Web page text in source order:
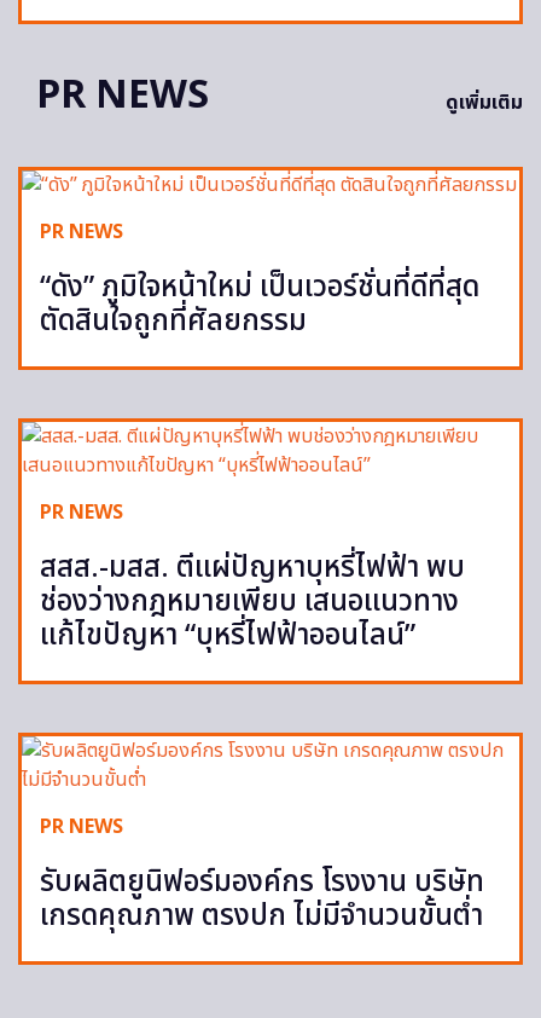
PR NEWS ดูเพิ่มเติม
PR NEWS
“ดัง” ภูมิใจหน้าใหม่ เป็นเวอร์ชั่นที่ดีที่สุด
ตัดสินใจถูกที่ศัลยกรรม
PR NEWS
สสส.-มสส. ตีแผ่ปัญหาบุหรี่ไฟฟ้า พบ
ช่องว่างกฎหมายเพียบ เสนอแนวทาง
แก้ไขปัญหา “บุหรี่ไฟฟ้าออนไลน์”
PR NEWS
รับผลิตยูนิฟอร์มองค์กร โรงงาน บริษัท
เกรดคุณภาพ ตรงปก ไม่มีจำนวนขั้นต่ำ